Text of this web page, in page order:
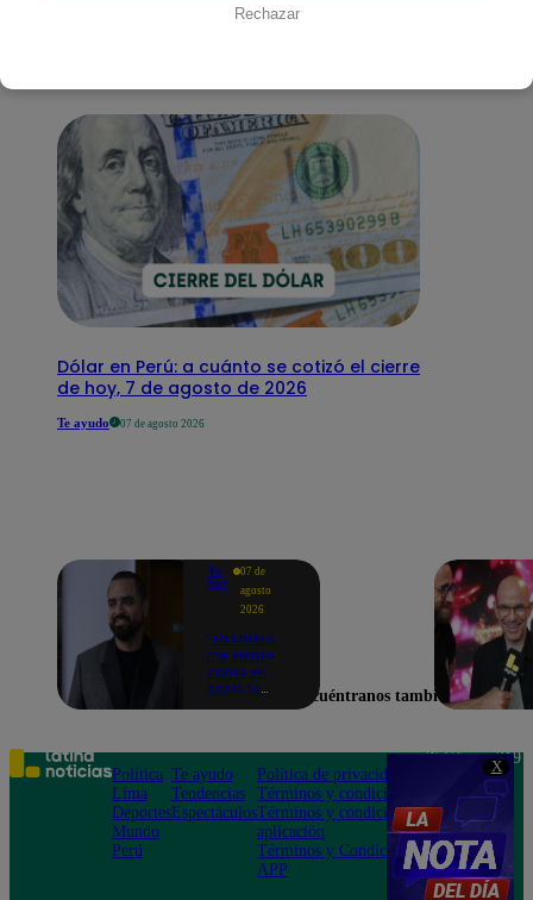
X
interesar
Dólar en Perú: a cuánto se cotizó el cierre
de hoy, 7 de agosto de 2026
Te ayudo 07 de agosto 2026
Yo
Soy
07 de
agosto
2026
"En Latina
me siento
como en
casa, lo
emocionado
por estreno
de Yo Soy
2026
Rechazar
Encuéntranos también en
Política
Lima
Deportes
Mundo
Perú
Te ayudo
Tendencias
Espectáculos
Política de privacidad
Términos y condiciones
Términos y condiciones
aplicación
Términos y Condiciones
APP
Teléfono: 219
Av. San
Felipe 968
Jesús María